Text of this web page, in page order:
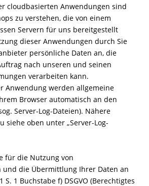
cloudbasierten Anwendungen sind
zu verstehen, die von einem
Servern für uns bereitgestellt
dieser Anwendungen durch Sie
persönliche Daten an, die
nach unseren und seinen
verarbeiten kann.
Anwendung werden allgemeine
Browser automatisch an den
Server-Log-Dateien). Nähere
siehe oben unter „Server-Log-
für die Nutzung von
und die Übermittlung Ihrer Daten an
S. 1 Buchstabe f) DSGVO (Berechtigtes